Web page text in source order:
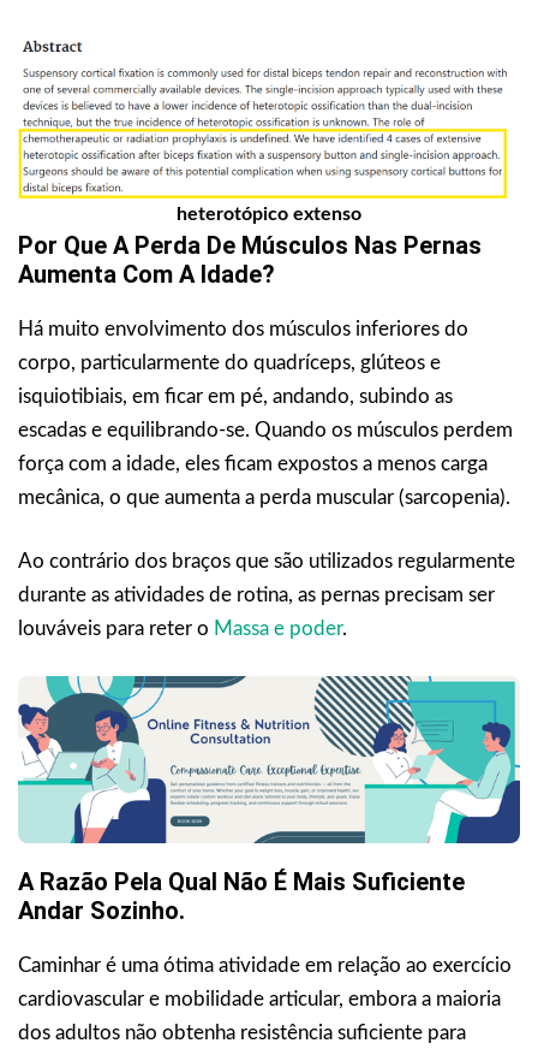
heterotópico extenso
Por Que A Perda De Músculos Nas Pernas
Aumenta Com A Idade?
Há muito envolvimento dos músculos inferiores do
corpo, particularmente do quadríceps, glúteos e
isquiotibiais, em ficar em pé, andando, subindo as
escadas e equilibrando-se. Quando os músculos perdem
força com a idade, eles ficam expostos a menos carga
mecânica, o que aumenta a perda muscular (sarcopenia).
Ao contrário dos braços que são utilizados regularmente
durante as atividades de rotina, as pernas precisam ser
louváveis para reter o Massa e poder.
A Razão Pela Qual Não É Mais Suficiente
Andar Sozinho.
Caminhar é uma ótima atividade em relação ao exercício
cardiovascular e mobilidade articular, embora a maioria
dos adultos não obtenha resistência suficiente para